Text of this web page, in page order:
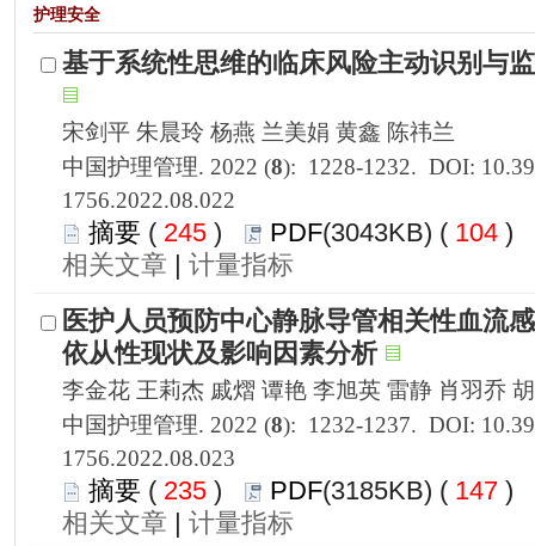
1756.2022.08.022
245 ) 104 )
|
1756.2022.08.023
235 ) 147 )
|